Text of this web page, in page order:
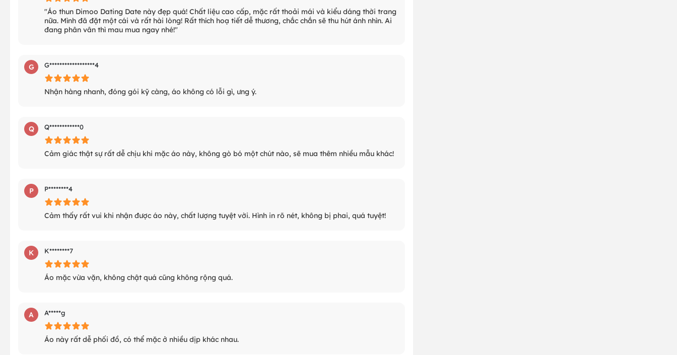
"Áo thun Dimoo Dating Date này đẹp quá! Chất liệu cao cấp, mặc rất thoải mái và kiểu dáng thời trang
nữa. Mình đã đặt một cái và rất hài lòng! Rất thích hoạ tiết dễ thương, chắc chắn sẽ thu hút ánh nhìn. Ai
đang phân vân thì mau mua ngay nhé!"
G G******************4
Nhận hàng nhanh, đóng gói kỹ càng, áo không có lỗi gì, ưng ý.
Q Q************0
Cảm giác thật sự rất dễ chịu khi mặc áo này, không gò bó một chút nào, sẽ mua thêm nhiều mẫu khác!
P P********4
Cảm thấy rất vui khi nhận được áo này, chất lượng tuyệt vời. Hình in rõ nét, không bị phai, quá tuyệt!
K K********7
Áo mặc vừa vặn, không chật quá cũng không rộng quá.
A A*****g
Áo này rất dễ phối đồ, có thể mặc ở nhiều dịp khác nhau.